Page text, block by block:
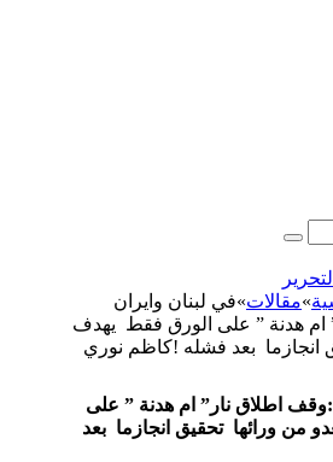
»مقالات»في لبنان وايران
هدنة ” على الورق فقط يهدف
انجازما بعد فشله !كاظم نوري
اطلاق نار” ام هدنة ” على
من ورائها تحقيق انجازما بعد